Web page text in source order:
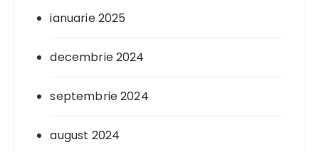
ianuarie 2025
decembrie 2024
septembrie 2024
august 2024